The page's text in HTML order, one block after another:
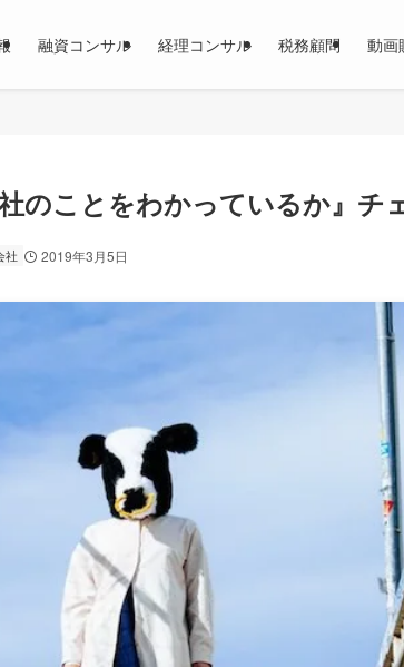
融資コンサル 経理コンサル 税務顧問 動画
のことをわかっているか』チ
社 2019年3月5日